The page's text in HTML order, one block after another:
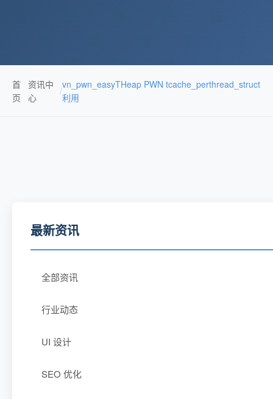
首
页
资讯中
心
/
vn_pwn_easyTHeap PWN tcache_perthread_struct
利用
最新资讯
全部资讯
行业动态
UI 设计
SEO 优化